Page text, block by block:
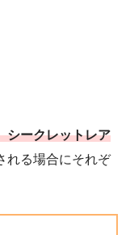
シークレットレア
れる場合にそれぞ